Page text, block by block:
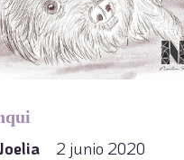
2 junio 2020